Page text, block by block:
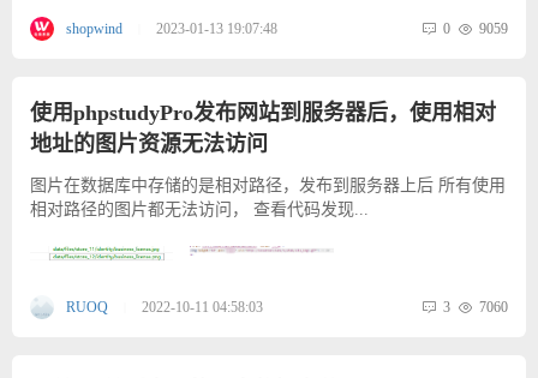
shopwind 2023-01-13 19:07:48 0 9059
使用phpstudyPro发布网站到服务器后，使用相对
地址的图片资源无法访问
图片在数据库中存储的是相对路径，发布到服务器上后 所有使用
相对路径的图片都无法访问， 查看代码发现...
RUOQ 2022-10-11 04:58:03 3 7060